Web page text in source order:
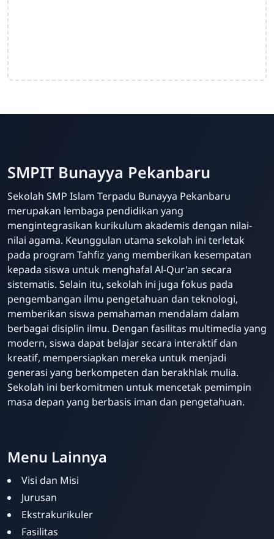
SMPIT Bunayya Pekanbaru
Sekolah SMP Islam Terpadu Bunayya Pekanbaru
merupakan lembaga pendidikan yang
mengintegrasikan kurikulum akademis dengan nilai-
nilai agama. Keunggulan utama sekolah ini terletak
pada program Tahfiz yang memberikan kesempatan
kepada siswa untuk menghafal Al-Qur'an secara
sistematis. Selain itu, sekolah ini juga fokus pada
pengembangan ilmu pengetahuan dan teknologi,
memberikan siswa pemahaman mendalam dalam
berbagai disiplin ilmu. Dengan fasilitas multimedia yang
modern, siswa dapat belajar secara interaktif dan
kreatif, mempersiapkan mereka untuk menjadi
generasi yang berkompeten dan berakhlak mulia.
Sekolah ini berkomitmen untuk mencetak pemimpin
masa depan yang berbasis iman dan pengetahuan.
Menu Lainnya
Visi dan Misi
Jurusan
Ekstrakurikuler
Fasilitas